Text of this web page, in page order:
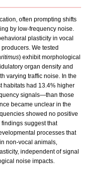
often prompting shifts
by low-frequency noise.
plasticity in vocal
We tested
) exhibit morphological
organ density and
varying traffic noise. In the
habitats had 13.4% higher
signals—than those
became unclear in the
showed no positive
suggest that
processes that
non-vocal animals,
independent of signal
noise impacts.